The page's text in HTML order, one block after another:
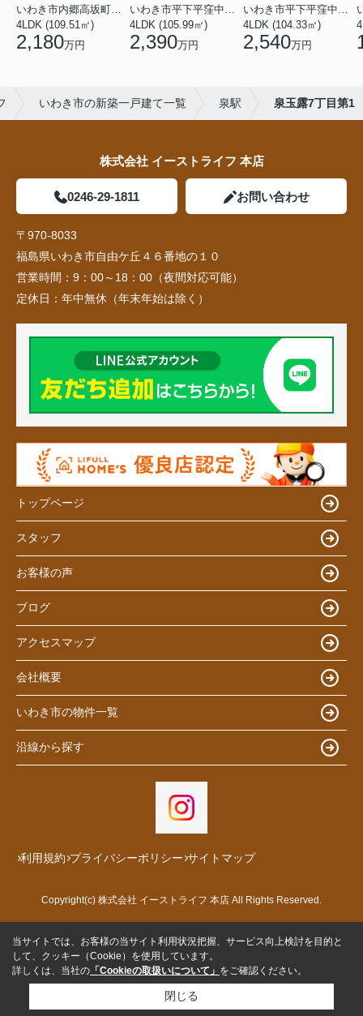
いわき市内郷高坂町２丁目
4LDK (109.51㎡)
2,180万円
いわき市平下平窪中島町
4LDK (105.99㎡)
2,390万円
いわき市平下平窪中島町
4LDK (104.33㎡)
2,540万円
いわき市の新築一戸建て一覧 泉駅 泉玉露7丁目第1
株式会社 イーストライフ 本店
0246-29-1811 お問い合わせ
〒970-8033
福島県いわき市自由ケ丘４６番地の１０
営業時間： 9：00～18：00（夜間対応可能）
定休日： 年中無休（年末年始は除く）
トップページ
スタッフ
お客様の声
ブログ
アクセスマップ
会社概要
いわき市の物件一覧
沿線から探す
利用規約 プライバシーポリシー サイトマップ
Copyright(c) 株式会社 イーストライフ 本店 All Rights Reserved.
当サイトでは、お客様の当サイト利用状況把握、サービス向上検討を目的と
して、クッキー（Cookie）を使用しています。
詳しくは、当社の 「Cookieの取扱いについて」 をご確認ください。
閉じる